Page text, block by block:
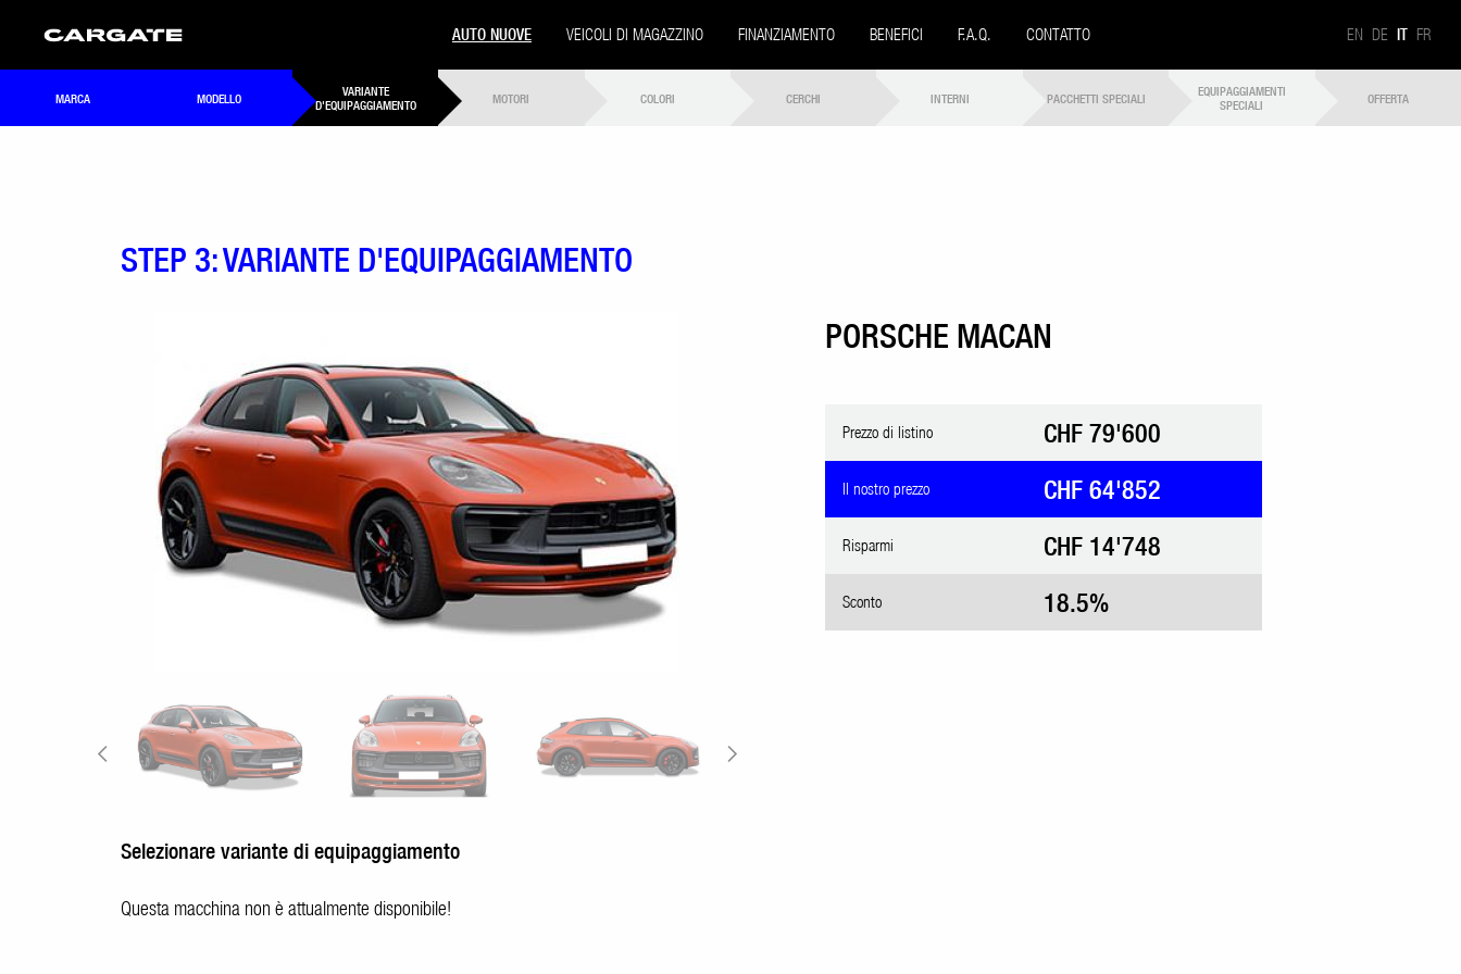
AUTO NUOVE VEICOLI DI MAGAZZINO FINANZIAMENTO BENEFICI F.A.Q. CONTATTO EN DE IT FR
MARCA MODELLO
VARIANTE
D'EQUIPAGGIAMENTO
MOTORI COLORI CERCHI INTERNI PACCHETTI SPECIALI
EQUIPAGGIAMENTI
SPECIALI
OFFERTA
STEP 3: VARIANTE D'EQUIPAGGIAMENTO
PORSCHE MACAN
Prezzo di listino CHF 79'600
Il nostro prezzo CHF 64'852
Risparmi CHF 14'748
Sconto 18.5%
Selezionare variante di equipaggiamento
Questa macchina non è attualmente disponibile!